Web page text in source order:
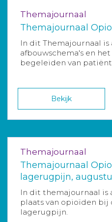
Themajournaal
Themajournaal
In dit Themajournaal is
afbouwschema's en
begeleiden van
Bekijk
Themajournaal
Themajournaal
lagerugpijn,
In dit themajournaal is
plaats van opioïden bij
lagerugpijn.